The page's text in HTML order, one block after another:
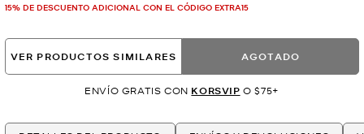
15% DE DESCUENTO ADICIONAL CON EL CÓDIGO EXTRA15
VER PRODUCTOS SIMILARES AGOTADO
ENVÍO GRATIS CON KORSVIP O $75+